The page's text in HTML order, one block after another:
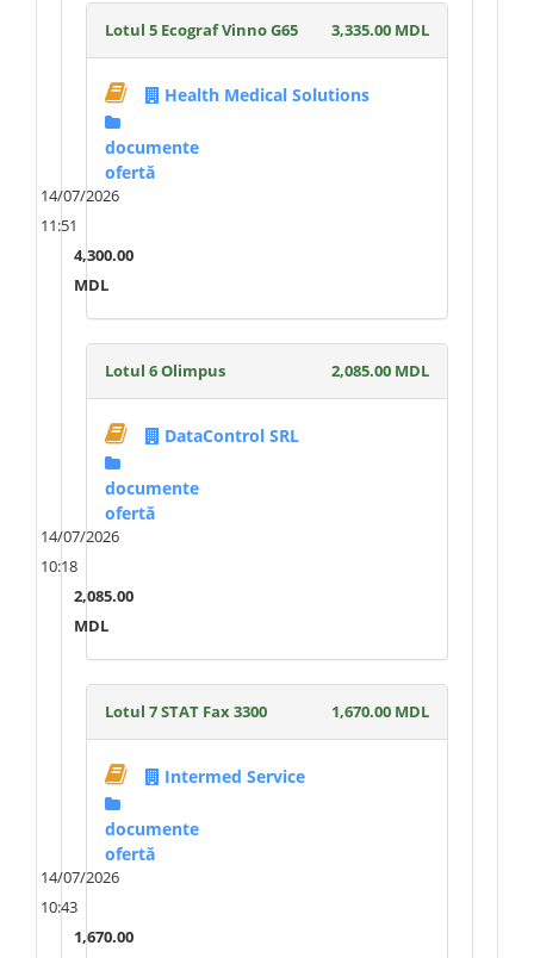
Lotul 5 Ecograf Vinno G65 3,335.00 MDL
Health Medical Solutions
documente
ofertă
14/07/2026
11:51
4,300.00
MDL
Lotul 6 Olimpus 2,085.00 MDL
DataControl SRL
documente
ofertă
14/07/2026
10:18
2,085.00
MDL
Lotul 7 STAT Fax 3300 1,670.00 MDL
Intermed Service
documente
ofertă
14/07/2026
10:43
1,670.00